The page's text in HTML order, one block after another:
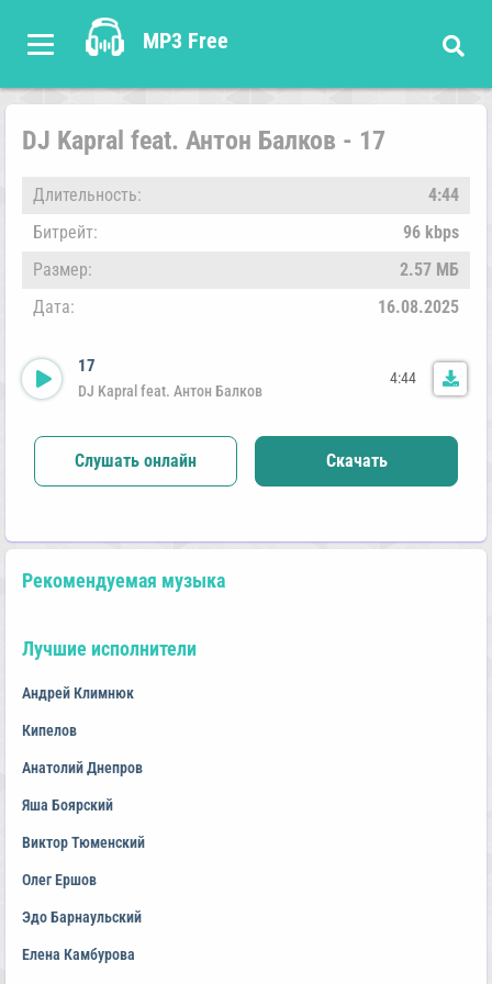
MP3 Free
DJ Kapral feat. Антон Балков - 17
Длительность:
4:44
Битрейт:
96 kbps
Размер:
2.57 МБ
Дата:
16.08.2025
17
DJ Kapral feat. Антон Балков
4:44
Слушать онлайн Скачать
Рекомендуемая музыка
Лучшие исполнители
Андрей Климнюк
Кипелов
Анатолий Днепров
Яша Боярский
Виктор Тюменский
Олег Ершов
Эдо Барнаульский
Елена Камбурова